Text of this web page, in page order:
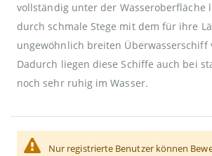
vollständig unter der Wasseroberfläche
durch schmale Stege mit dem für ihre
ungewöhnlich breiten Überwasserschiff
Dadurch liegen diese Schiffe auch bei
noch sehr ruhig im Wasser.
Nur registrierte Benutzer können